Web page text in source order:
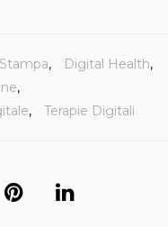
, Digital Health,
,
, Terapie Digitali